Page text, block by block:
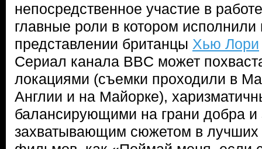
непосредственное участие в
главные роли в котором
представлении британцы Хью Лори
Сериал канала BBC может
локациями (съемки проходили в
Англии и на Майорке),
балансирующими на грани добра и
захватывающим сюжетом в лучших